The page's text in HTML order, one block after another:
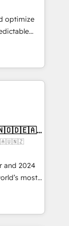
optimize
- building
to
IT (MSP) -
and portal
the
right
and 2024
most
and NAM,